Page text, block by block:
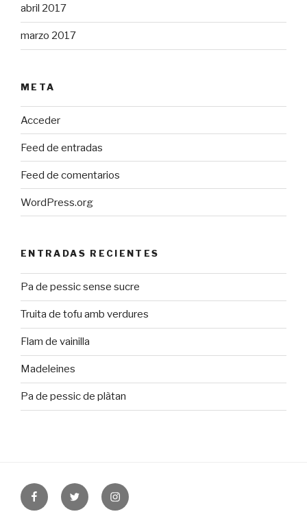
abril 2017
marzo 2017
META
Acceder
Feed de entradas
Feed de comentarios
WordPress.org
ENTRADAS RECIENTES
Pa de pessic sense sucre
Truita de tofu amb verdures
Flam de vainilla
Madeleines
Pa de pessic de plàtan
FacebookTwitter Instagram